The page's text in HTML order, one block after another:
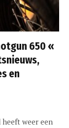
650 «
en
heeft weer een